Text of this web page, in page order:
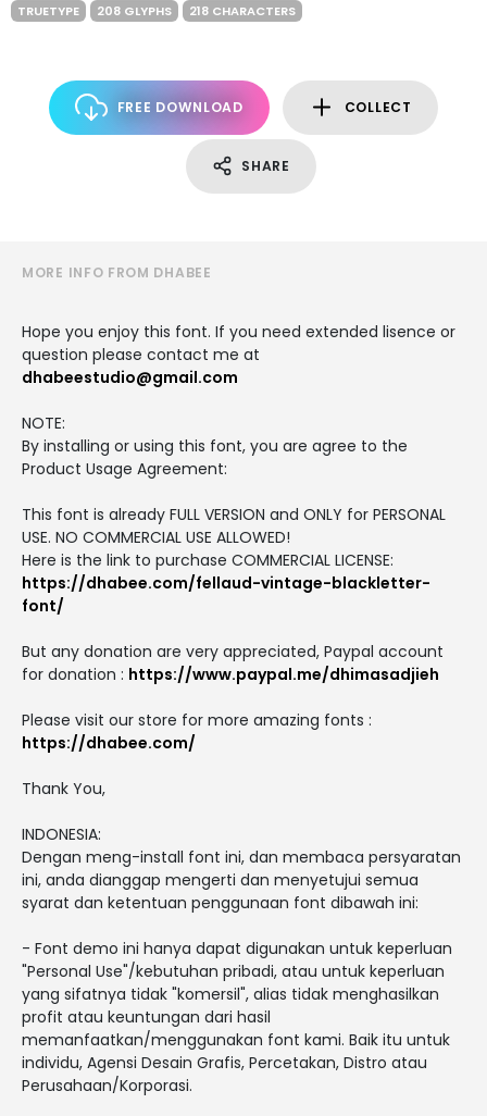
TRUETYPE 208 GLYPHS 218 CHARACTERS
FREE DOWNLOAD COLLECT
SHARE
MORE INFO FROM DHABEE
Hope you enjoy this font. If you need extended lisence or
question please contact me at
dhabeestudio@gmail.com
NOTE:
By installing or using this font, you are agree to the
Product Usage Agreement:
This font is already FULL VERSION and ONLY for PERSONAL
USE. NO COMMERCIAL USE ALLOWED!
Here is the link to purchase COMMERCIAL LICENSE:
https://dhabee.com/fellaud-vintage-blackletter-
font/
But any donation are very appreciated, Paypal account
for donation : https://www.paypal.me/dhimasadjieh
Please visit our store for more amazing fonts :
https://dhabee.com/
Thank You,
INDONESIA:
Dengan meng-install font ini, dan membaca persyaratan
ini, anda dianggap mengerti dan menyetujui semua
syarat dan ketentuan penggunaan font dibawah ini:
- Font demo ini hanya dapat digunakan untuk keperluan
"Personal Use"/kebutuhan pribadi, atau untuk keperluan
yang sifatnya tidak "komersil", alias tidak menghasilkan
profit atau keuntungan dari hasil
memanfaatkan/menggunakan font kami. Baik itu untuk
individu, Agensi Desain Grafis, Percetakan, Distro atau
Perusahaan/Korporasi.